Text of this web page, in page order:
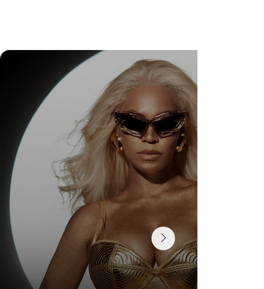
DR. FELIPE GASPARINI: A CIÊNCIA DE
SABER QUANDO TRANSFORMAR